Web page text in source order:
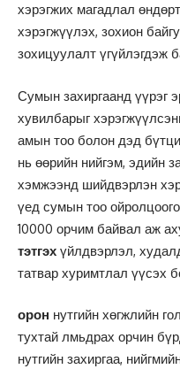
хэрэгжих магадлал
хэрэгжүүлэх, зохион
зохицуулалт үгүйлэгдэж
Сумын захиргаанд үүрэг
хувилбарыг
амын тоо болон дэд
нь өөрийн нийгэм, эдийн
хэмжээнд шийдвэрлэн
үед сумын тоо
10000 орчим байвал аж
тэтгэх үйлдвэрлэл,
татвар хуримтлал үүсэх
орон нутгийн хөгжлийн
тухтай лмьдрах орчин
нутгийн захиргаа,